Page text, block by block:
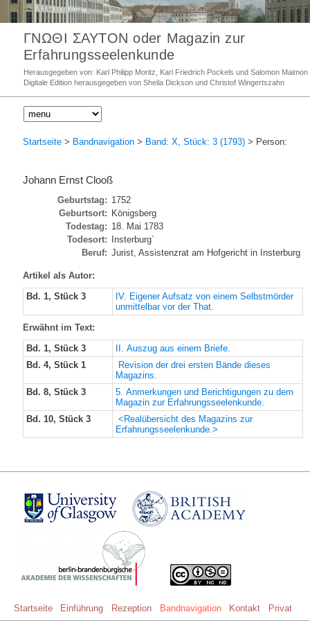
ΓΝΩΘΙ ΣΑΥΤΟΝ oder Magazin zur
Erfahrungsseelenkunde
Herausgegeben von: Karl Philipp Moritz, Karl Friedrich Pockels und Salomon Maimon
Digitale Edition herausgegeben von Sheila Dickson und Christof Wingertszahn
Startseite > Bandnavigation > Band: X, Stück: 3 (1793) > Person:
Johann Ernst Clooß
Geburtstag: 1752
Geburtsort: Königsberg
Todestag: 18. Mai 1783
Todesort:
Insterburg`
Beruf: Jurist, Assistenzrat am Hofgericht in Insterburg
Artikel als Autor:
Bd. 1, Stück 3
IV. Eigener Aufsatz von einem Selbstmörder
unmittelbar vor der That.
Erwähnt im Text:
Bd. 1, Stück 3
II. Auszug aus einem Briefe.
Bd. 4, Stück 1
Revision der drei ersten Bände dieses
Magazins.
Bd. 8, Stück 3
5. Anmerkungen und Berichtigungen zu dem
Magazin zur Erfahrungsseelenkunde.
Bd. 10, Stück 3
<Realübersicht des Magazins zur
Erfahrungsseelenkunde.>
Startseite Einführung Rezeption Bandnavigation Kontakt Privat